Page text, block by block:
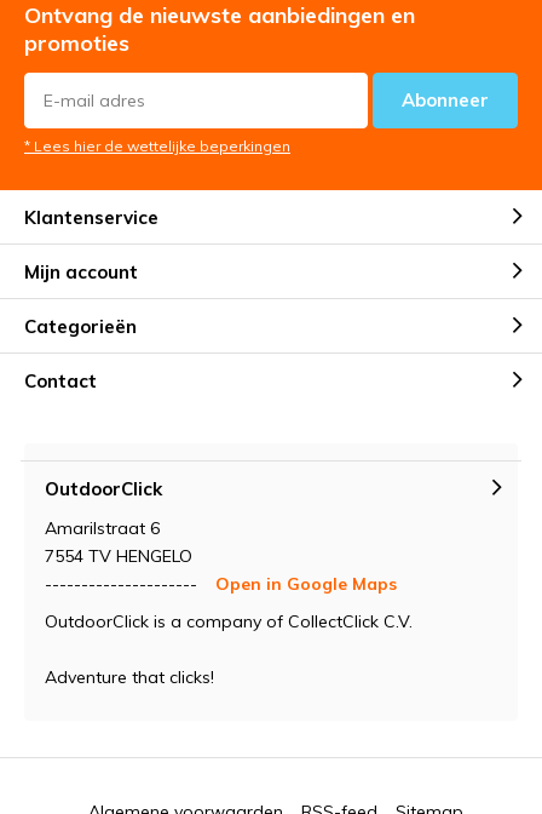
Ontvang de nieuwste aanbiedingen en
promoties
Abonneer
* Lees hier de wettelijke beperkingen
Klantenservice
Mijn account
Categorieën
Contact
OutdoorClick
Amarilstraat 6
7554 TV HENGELO
---------------------
Open in Google Maps
OutdoorClick is a company of CollectClick C.V.
Adventure that clicks!